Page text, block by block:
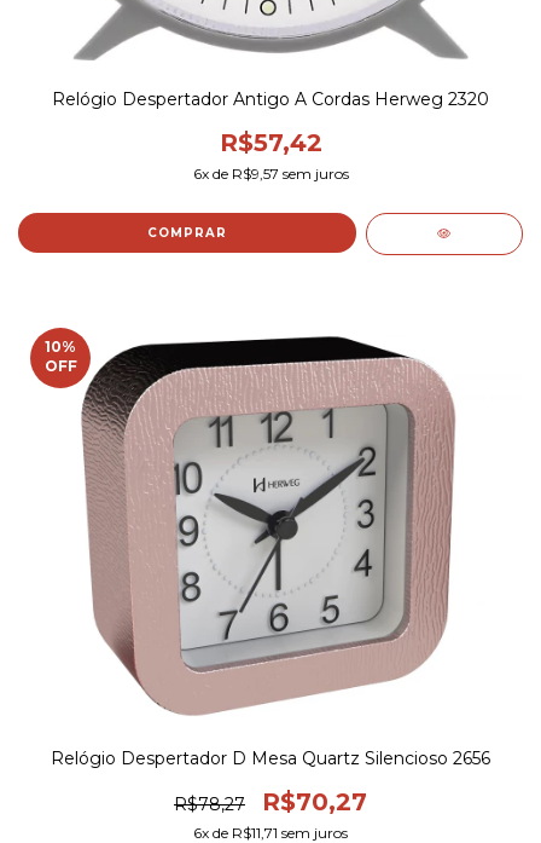
Relógio Despertador Antigo A Cordas Herweg 2320
R$57,42
6x de R$9,57 sem juros
COMPRAR
10%
OFF
Relógio Despertador D Mesa Quartz Silencioso 2656
R$78,27 R$70,27
6x de R$11,71 sem juros